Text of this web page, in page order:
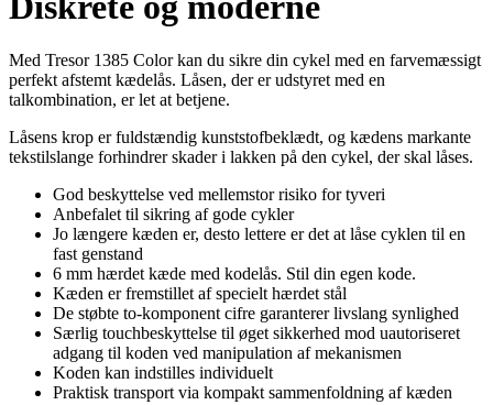
Med Tresor 1385 Color kan du sikre din cykel med en farvemæssigt
perfekt afstemt kædelås. Låsen, der er udstyret med en
talkombination, er let at betjene.
Låsens krop er fuldstændig kunststofbeklædt, og kædens markante
tekstilslange forhindrer skader i lakken på den cykel, der skal låses.
God beskyttelse ved mellemstor risiko for tyveri
Anbefalet til sikring af gode cykler
Jo længere kæden er, desto lettere er det at låse cyklen til en
fast genstand
6 mm hærdet kæde med kodelås. Stil din egen kode.
Kæden er fremstillet af specielt hærdet stål
De støbte to-komponent cifre garanterer livslang synlighed
Særlig touchbeskyttelse til øget sikkerhed mod uautoriseret
adgang til koden ved manipulation af mekanismen
Koden kan indstilles individuelt
Praktisk transport via kompakt sammenfoldning af kæden